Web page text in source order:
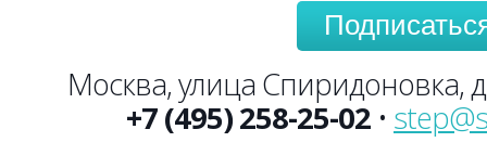
Москва, улица Спиридоновка,
+7 (495) 258-25-02 •